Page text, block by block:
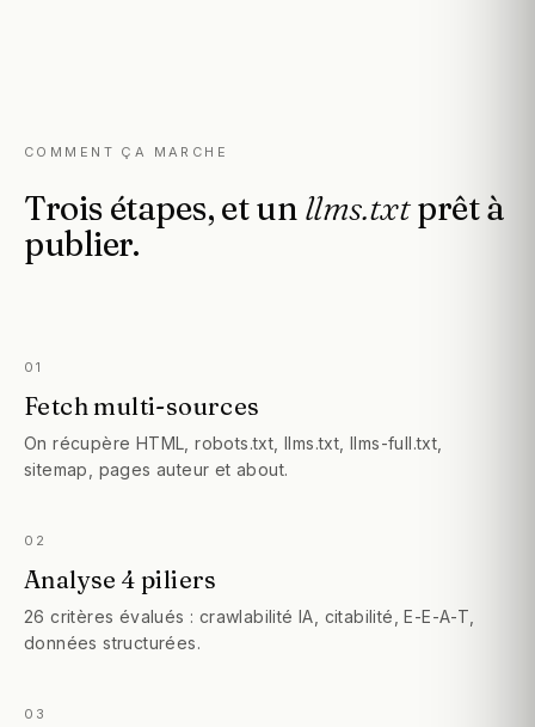
COMMENT ÇA MARCHE
Trois étapes, etun llms.txtprêtà
publier.
01
Fetch multi-sources
On récupère HTML, robots.txt, llms.txt, llms-full.txt,
sitemap, pages auteur et about.
02
Analyse 4 piliers
26 critères évalués : crawlabilité IA, citabilité, E-E-A-T,
données structurées.
03